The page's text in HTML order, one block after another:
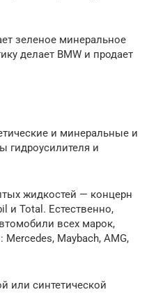
зеленое минеральное
делает BMW и продает
и минеральные и
гидроусилителя и
жидкостей — концерн
и Total. Естественно,
всех марок,
Maybach, AMG,
или синтетической